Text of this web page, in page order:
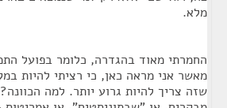
מלא.
החמרתי מאוד בהגדרה, כלומר בפועל
מאשר אני מראה כאן, כי רציתי להיות
שזה צריך להיות גרוע יותר. למה